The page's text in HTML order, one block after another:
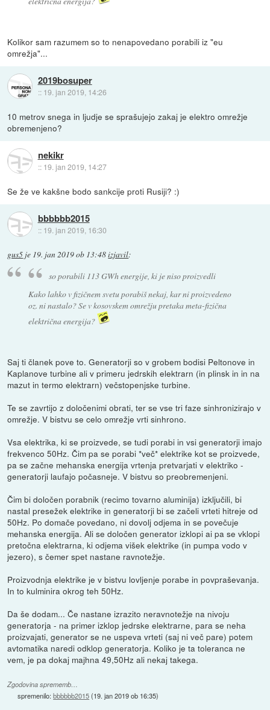
Kolikor sam razumem so to nenapovedano porabili iz "eu
omrežja"...
2019bosuper
:: 19. jan 2019, 14:26
10 metrov snega in ljudje se sprašujejo zakaj je elektro omrežje
obremenjeno?
nekikr
:: 19. jan 2019, 14:27
Se že ve kakšne bodo sankcije proti Rusiji? :)
bbbbbb2015
:: 19. jan 2019, 16:30
gus5 je 19. jan 2019 ob 13:48izjavil:
so porabili 113 GWh energije, ki je niso proizvedli
Kako lahko v fizičnem svetu porabiš nekaj, kar ni proizvedeno
oz. ni nastalo? Se v kosovskem omrežju pretaka meta-fizična
električna energija?
Saj ti članek pove to. Generatorji so v grobem bodisi Peltonove in
Kaplanove turbine ali v primeru jedrskih elektrarn (in plinsk in in na
mazut in termo elektrarn) večstopenjske turbine.
Te se zavrtijo z določenimi obrati, ter se vse tri faze sinhronizirajo v
omrežje. V bistvu se celo omrežje vrti sinhrono.
Vsa elektrika, ki se proizvede, se tudi porabi in vsi generatorji imajo
frekvenco 50Hz. Čim pa se porabi *več* elektrike kot se proizvede,
pa se začne mehanska energija vrtenja pretvarjati v elektriko -
generatorji laufajo počasneje. V bistvu so preobremenjeni.
Čim bi določen porabnik (recimo tovarno aluminija) izključili, bi
nastal presežek elektrike in generatorji bi se začeli vrteti hitreje od
50Hz. Po domače povedano, ni dovolj odjema in se povečuje
mehanska energija. Ali se določen generator izklopi ai pa se vklopi
pretočna elektrarna, ki odjema višek elektrike (in pumpa vodo v
jezero), s čemer spet nastane ravnotežje.
Proizvodnja elektrike je v bistvu lovljenje porabe in povpraševanja.
In to kulminira okrog teh 50Hz.
Da še dodam... Če nastane izrazito neravnotežje na nivoju
generatorja - na primer izklop jedrske elektrarne, para se neha
proizvajati, generator se ne uspeva vrteti (saj ni več pare) potem
avtomatika naredi odklop generatorja. Koliko je ta toleranca ne
vem, je pa dokaj majhna 49,50Hz ali nekaj takega.
Zgodovina sprememb…
spremenilo:bbbbbb2015(19. jan 2019 ob 16:35)